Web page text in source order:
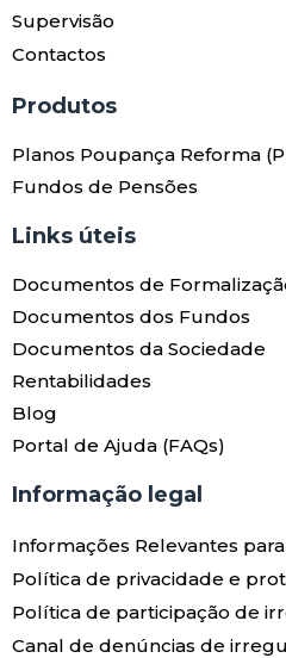
Supervisão
Contactos
Produtos​
Planos Poupança Reforma
Fundos de Pensões
Links úteis​
Documentos de
Documentos dos Fundos
Documentos da Sociedade
Rentabilidades
Blog
Portal de Ajuda (FAQs)
Informação legal
Informações Relevantes
Política de privacidade e
Política de participação de
Canal de denúncias de